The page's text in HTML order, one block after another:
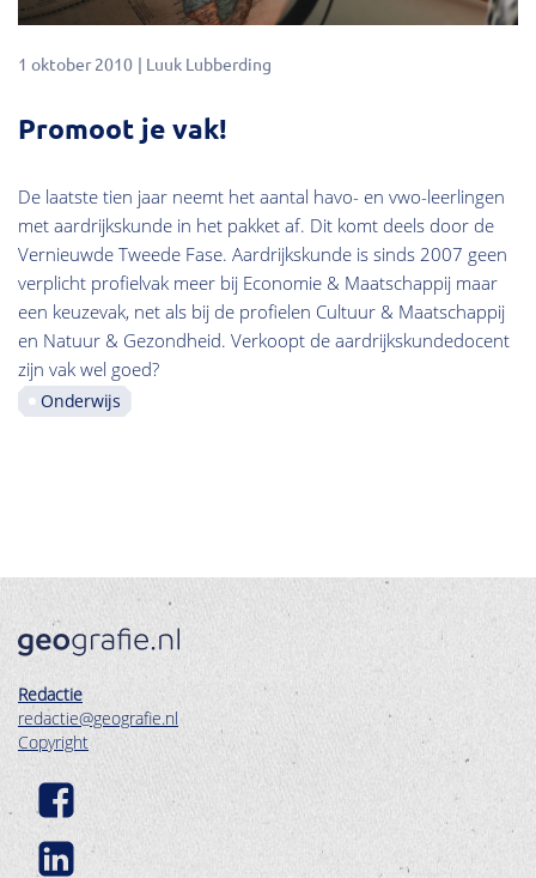
1 oktober 2010 Luuk Lubberding
Promoot je vak!
De laatste tien jaar neemt het aantal havo- en vwo-leerlingen
met aardrijkskunde in het pakket af. Dit komt deels door de
Vernieuwde Tweede Fase. Aardrijkskunde is sinds 2007 geen
verplicht profielvak meer bij Economie & Maatschappij maar
een keuzevak, net als bij de profielen Cultuur & Maatschappij
en Natuur & Gezondheid. Verkoopt de aardrijkskundedocent
zijn vak wel goed?
Onderwijs
Redactie
redactie@geografie.nl
Copyright